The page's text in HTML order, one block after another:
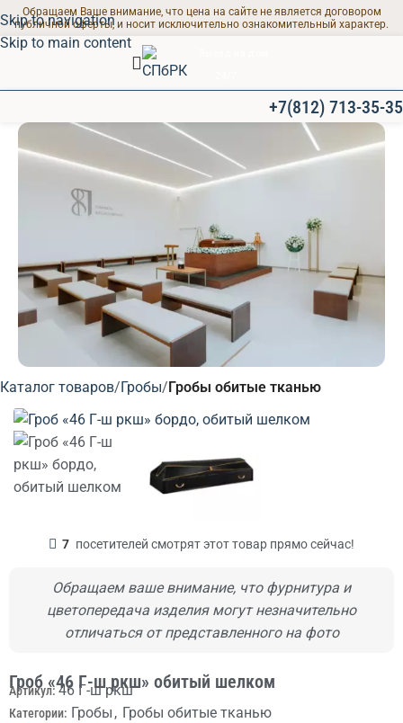
Skip to navigation
Skip to main content
Обращаем Ваше внимание, что цена на сайте не является договором
публичной оферты, и носит исключительно ознакомительный характер.
+7(812) 713-35-35
ПРОЩАЛЬНЫЕ ЗАЛЫ
Современные залы для траурных мероприятий
Каталог товаров Гробы Гробы обитые тканью
7 посетителей смотрят этот товар прямо сейчас!
Обращаем ваше внимание, что фурнитура и
цветопередача изделия могут незначительно
отличаться от представленного на фото
Гроб «46 Г-ш ркш» обитый шелком
Артикул: 46 Г-ш ркш
Категории: Гробы , Гробы обитые тканью